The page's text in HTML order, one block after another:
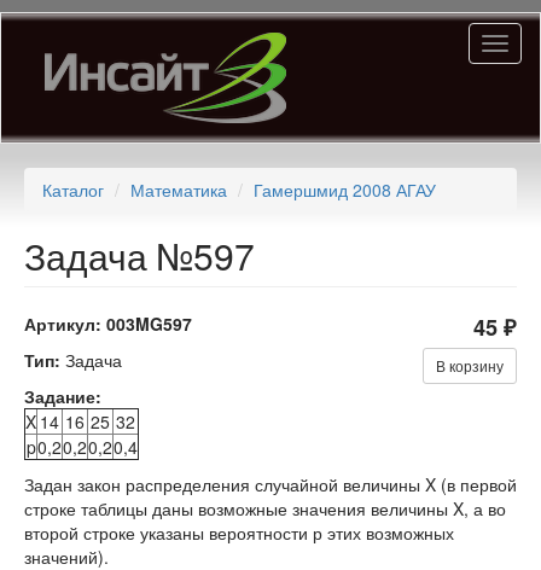
Перейти
основному
содержанию
Каталог Математика Гамершмид 2008 АГАУ
Задача №597
Артикул: 003MG597 45 ₽
В корзину
Тип: Задача
Задание:
X 14 16 25 32
p0,20,20,20,4
Задан закон распределения случайной величины X (в первой
строке таблицы даны возможные значения величины X, а во
второй строке указаны вероятности р этих возможных
значений).